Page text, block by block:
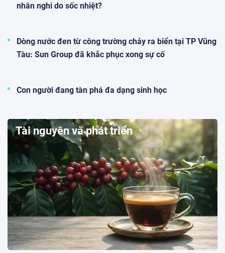
nhân nghi do sốc nhiệt?
Dòng nước đen từ công trường chảy ra biển tại TP Vũng
Tàu: Sun Group đã khắc phục xong sự cố
Con người đang tàn phá đa dạng sinh học
Tài nguyên và phát triển